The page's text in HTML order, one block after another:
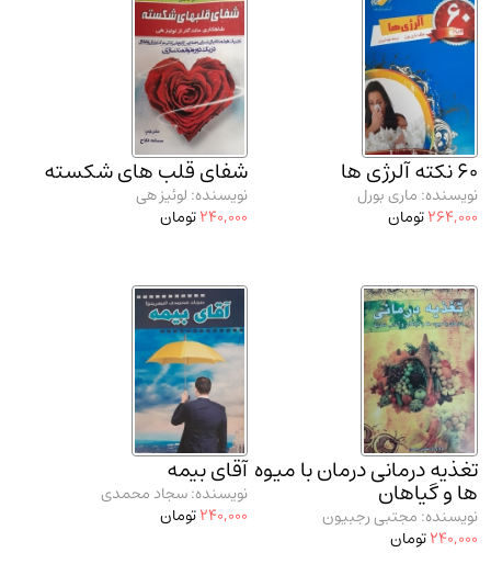
مدرسان شریف و انتشارت ارشد کتاب‌های..(2)
دانشگاه پیامـ نور
60 نکته آلرژی ها
نویسنده: ماری بورل
264,000تومان
شفای قلب های شکسته
نویسنده: لوئیز هی
240,000تومان
تغذیه درمانی درمان با میوه
ها و گیاهان
نویسنده: مجتبی رجبیون
240,000تومان
آقای بیمه
نویسنده: سجاد محمدی
240,000تومان